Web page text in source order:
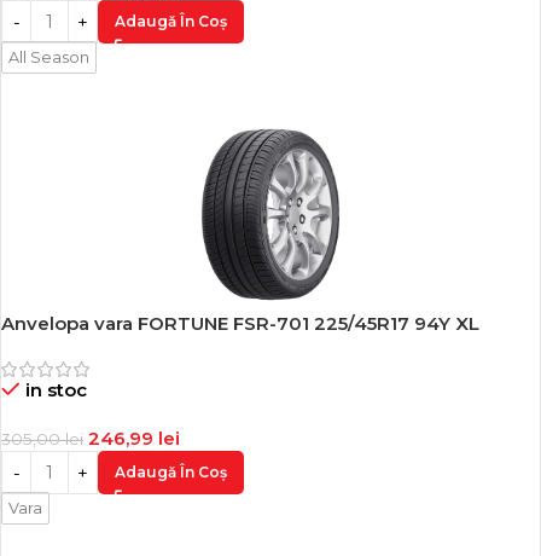
Adaugă În Coș
All Season
-19%
Anvelopa vara FORTUNE FSR-701 225/45R17 94Y XL
in stoc
305,00lei 246,99 lei
Adaugă În Coș
Vara